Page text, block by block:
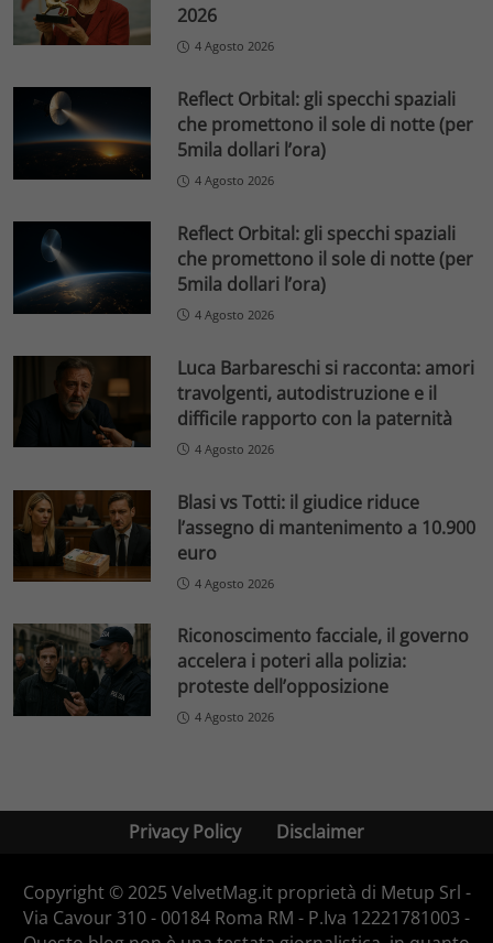
2026
4 Agosto 2026
Reflect Orbital: gli specchi spaziali
che promettono il sole di notte (per
5mila dollari l’ora)
4 Agosto 2026
Reflect Orbital: gli specchi spaziali
che promettono il sole di notte (per
5mila dollari l’ora)
4 Agosto 2026
Luca Barbareschi si racconta: amori
travolgenti, autodistruzione e il
difficile rapporto con la paternità
4 Agosto 2026
Blasi vs Totti: il giudice riduce
l’assegno di mantenimento a 10.900
euro
4 Agosto 2026
Riconoscimento facciale, il governo
accelera i poteri alla polizia:
proteste dell’opposizione
4 Agosto 2026
Privacy Policy Disclaimer
Copyright © 2025 VelvetMag.it proprietà di Metup Srl -
Via Cavour 310 - 00184 Roma RM - P.Iva 12221781003 -